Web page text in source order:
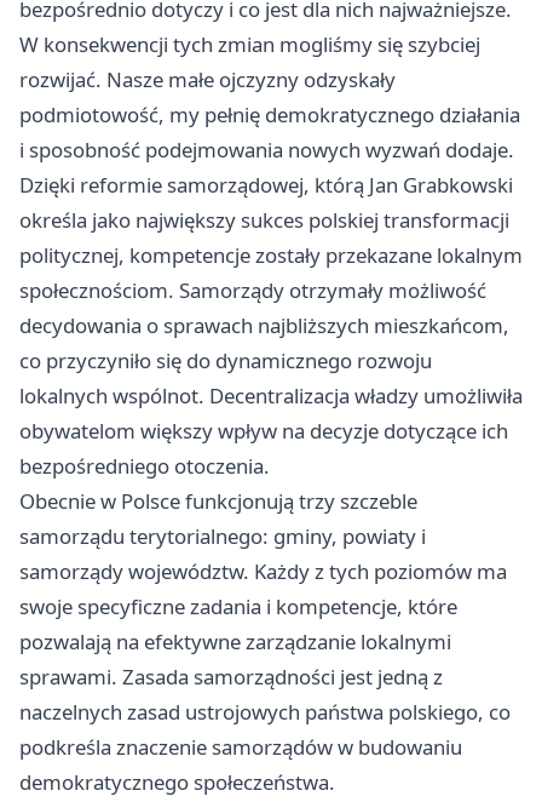
bezpośrednio dotyczy i co jest dla nich najważniejsze.
W konsekwencji tych zmian mogliśmy się szybciej
rozwijać. Nasze małe ojczyzny odzyskały
podmiotowość, my pełnię demokratycznego działania
i sposobność podejmowania nowych wyzwań dodaje.
Dzięki reformie samorządowej, którą Jan Grabkowski
określa jako największy sukces polskiej transformacji
politycznej, kompetencje zostały przekazane lokalnym
społecznościom. Samorządy otrzymały możliwość
decydowania o sprawach najbliższych mieszkańcom,
co przyczyniło się do dynamicznego rozwoju
lokalnych wspólnot. Decentralizacja władzy umożliwiła
obywatelom większy wpływ na decyzje dotyczące ich
bezpośredniego otoczenia.
Obecnie w Polsce funkcjonują trzy szczeble
samorządu terytorialnego: gminy, powiaty i
samorządy województw. Każdy z tych poziomów ma
swoje specyficzne zadania i kompetencje, które
pozwalają na efektywne zarządzanie lokalnymi
sprawami. Zasada samorządności jest jedną z
naczelnych zasad ustrojowych państwa polskiego, co
podkreśla znaczenie samorządów w budowaniu
demokratycznego społeczeństwa.